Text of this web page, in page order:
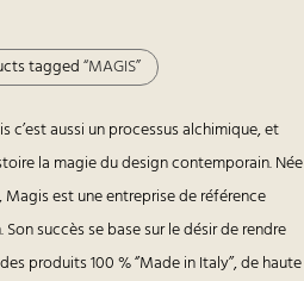
tagged“MAGIS”
c’est aussi un processus alchimique, et
la magie du design contemporain. Née
Magis est une entreprise de référence
succès se base sur le désir de rendre
produits 100 % ‘’Made in Italy’’, de haute